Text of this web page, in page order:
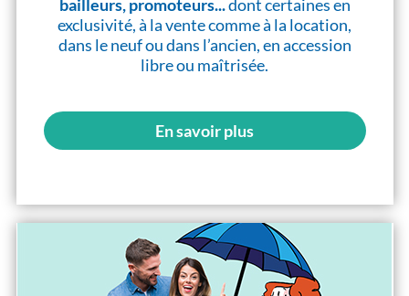
bailleurs, promoteurs...dont certaines en
exclusivité, à la vente comme à la location,
dans le neuf ou dans l’ancien, en accession
libre ou maîtrisée.
En savoir plus